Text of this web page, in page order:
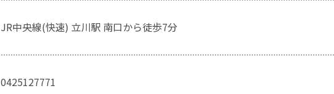
JR中央線(快速) 立川駅 南口から徒歩7分
0425127771